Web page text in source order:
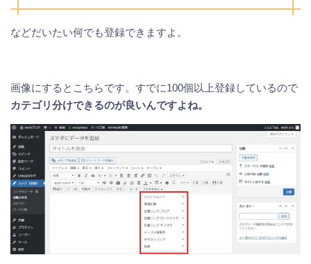
などだいたい何でも登録できますよ。
画像にするとこちらです。すでに100個以上登録しているので
カテゴリ分けできるのが良いんですよね。